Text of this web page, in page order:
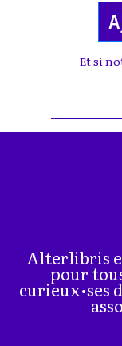
Et si
Alterlibris
pour
curieux•ses